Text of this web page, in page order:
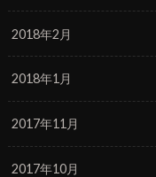
2018年2月
2018年1月
2017年11月
2017年10月